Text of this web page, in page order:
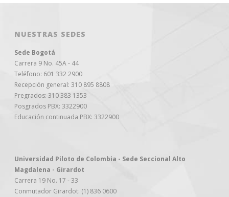
NUESTRAS SEDES
Sede Bogotá
Carrera 9 No. 45A - 44
Teléfono: 601 332 2900
Recepción general: 310 895 8808
Pregrados: 310 383 1353
Posgrados PBX: 3322900
Educación continuada PBX: 3322900
Universidad Piloto de Colombia - Sede Seccional Alto
Magdalena - Girardot
Carrera 19 No. 17 - 33
Conmutador Girardot: (1) 836 0600